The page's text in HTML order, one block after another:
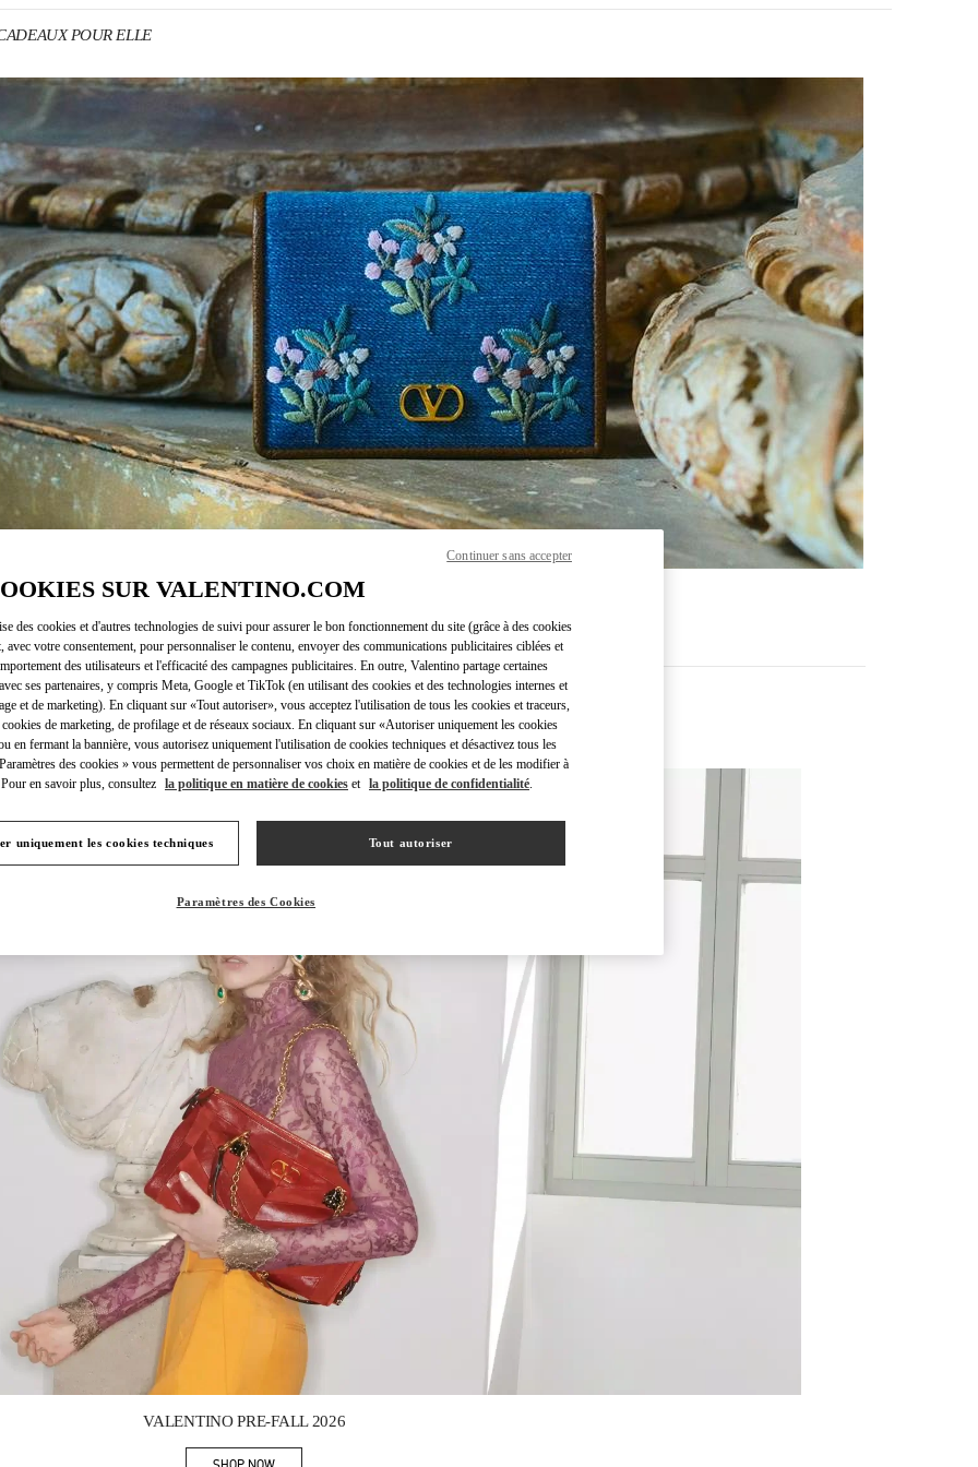
POUR ELLE
IN NEW TAB
Link Opens in New Tab
NOUVEAUTÉS
VALENTINO PRE-FALL 2026
SUR VALENTINO.COM
des cookies et d'autres technologies de suivi pour assurer le bon fonctionnement du site (grâce à des cookies
avec votre consentement, pour personnaliser le contenu, envoyer des communications publicitaires ciblées et
des utilisateurs et l'efficacité des campagnes publicitaires. En outre, Valentino partage certaines
ses partenaires, y compris Meta, Google et TikTok (en utilisant des cookies et des technologies internes et
et de marketing). En cliquant sur «Tout autoriser», vous acceptez l'utilisation de tous les cookies et traceurs,
de marketing, de profilage et de réseaux sociaux. En cliquant sur «Autoriser uniquement les cookies
en fermant la bannière, vous autorisez uniquement l'utilisation de cookies techniques et désactivez tous les
des cookies » vous permettent de personnaliser vos choix en matière de cookies et de les modifier à
en savoir plus, consultez la politique en matière de cookies et la politique de confidentialité.
uniquement les cookies techniques Tout autoriser
Paramètres des Cookies
Continuer sans accepter